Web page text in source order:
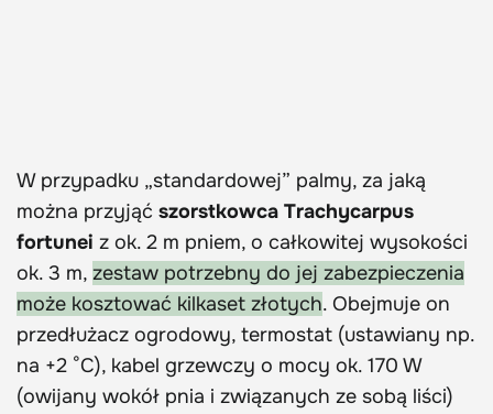
W przypadku „standardowej” palmy, za jaką
można przyjąć szorstkowca Trachycarpus
fortunei z ok. 2 m pniem, o całkowitej wysokości
ok. 3 m, zestaw potrzebny do jej zabezpieczenia
może kosztować kilkaset złotych. Obejmuje on
przedłużacz ogrodowy, termostat (ustawiany np.
na +2 °C), kabel grzewczy o mocy ok. 170 W
(owijany wokół pnia i związanych ze sobą liści)